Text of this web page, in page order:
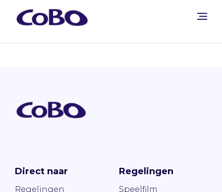
Direct naar
Regelingen
Regelingen
Speelfilm